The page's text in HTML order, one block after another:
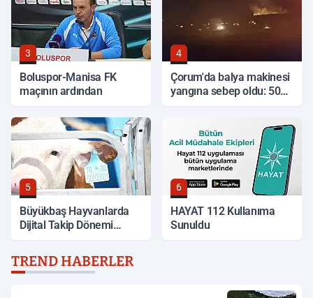
3
Boluspor-Manisa FK
maçının ardından
4
Çorum'da balya makinesi
yangına sebep oldu: 500
5
Büyükbaş Hayvanlarda
Dijital Takip Dönemi
6
HAYAT 112 Kullanıma
Sunuldu
TREND HABERLER